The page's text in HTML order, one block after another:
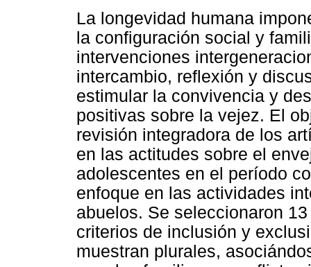
La longevidad humana
la configuración social y
intervenciones
intercambio, reflexión y
estimular la convivencia y
positivas sobre la vejez. El
revisión integradora de los
en las actitudes sobre el
adolescentes en el período
enfoque en las actividades
abuelos. Se seleccionaron
criterios de inclusión y
muestran plurales,